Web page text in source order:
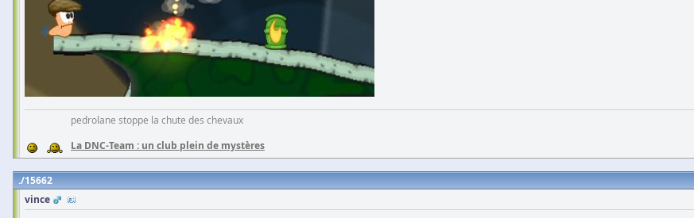
pedrolane stoppe la chute des chevaux
La DNC-Team : un club plein de mystères
15662
vince